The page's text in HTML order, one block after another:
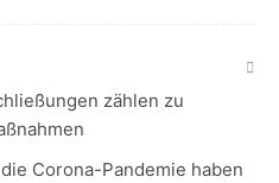
zählen zu
Corona-Pandemie haben